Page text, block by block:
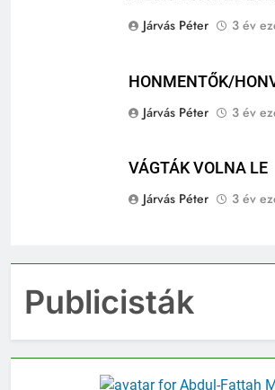
Publicisták